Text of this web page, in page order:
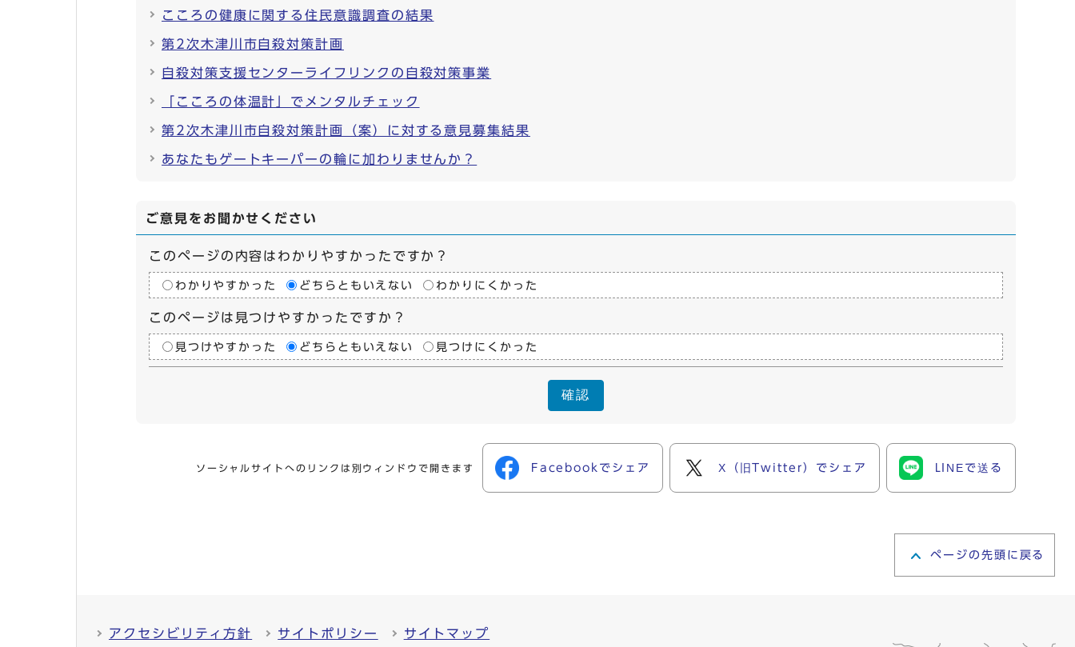
こころの健康に関する住民意識調査の結果
第2次木津川市自殺対策計画
自殺対策支援センターライフリンクの自殺対策事業
「こころの体温計」でメンタルチェック
第2次木津川市自殺対策計画（案）に対する意見募集結果
あなたもゲートキーパーの輪に加わりませんか？
ご意見をお聞かせください
このページの内容はわかりやすかったですか？
わかりやすかった どちらともいえない わかりにくかった
このページは見つけやすかったですか？
見つけやすかった どちらともいえない 見つけにくかった
確認
ソーシャルサイトへのリンクは別ウィンドウで開きます Facebookでシェア X（旧Twitter）でシェア LINEで送る
ページの先頭に戻る
アクセシビリティ方針 サイトポリシー サイトマップ